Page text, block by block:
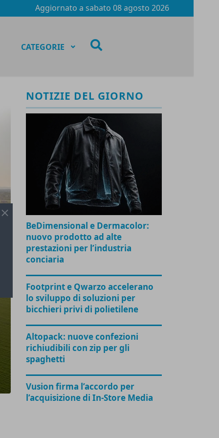
Aggiornato a sabato 08 agosto 2026
CATEGORIE
NOTIZIE DEL GIORNO
BeDimensional e Dermacolor:
nuovo prodotto ad alte
prestazioni per l’industria
conciaria
Footprint e Qwarzo accelerano
lo sviluppo di soluzioni per
bicchieri privi di polietilene
Altopack: nuove confezioni
richiudibili con zip per gli
spaghetti
Vusion firma l’accordo per
l’acquisizione di In-Store Media